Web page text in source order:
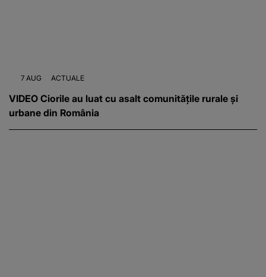
7 AUG ACTUALE
VIDEO Ciorile au luat cu asalt comunitățile rurale și
urbane din România